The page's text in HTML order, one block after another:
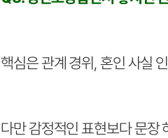
핵심은 관계 경위, 혼인 사실
다만 감정적인 표현보다 문장